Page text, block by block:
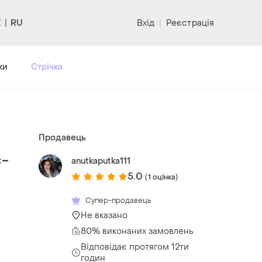
RU Вхід | Реєстрація
Стрічка
Продавець
anutkaputka111
5.0 (1 оцінка)
Супер-продавець
Не вказано
80% виконаних замовлень
Відповідає протягом 12ти
годин